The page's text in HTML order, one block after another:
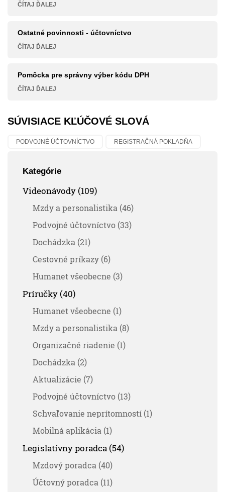
ČÍTAJ ĎALEJ
Ostatné povinnosti - účtovníctvo
ČÍTAJ ĎALEJ
Pomôcka pre správny výber kódu DPH
ČÍTAJ ĎALEJ
SÚVISIACE KĽÚČOVÉ SLOVÁ
PODVOJNÉ ÚČTOVNÍCTVO REGISTRAČNÁ POKLADŇA
Kategórie
Videonávody (109)
Mzdy a personalistika (46)
Podvojné účtovníctvo (33)
Dochádzka (21)
Cestovné príkazy (6)
Humanet všeobecne (3)
Príručky (40)
Humanet všeobecne (1)
Mzdy a personalistika (8)
Organizačné riadenie (1)
Dochádzka (2)
Aktualizácie (7)
Podvojné účtovníctvo (13)
Schvaľovanie neprítomností (1)
Mobilná aplikácia (1)
Legislatívny poradca (54)
Mzdový poradca (40)
Účtovný poradca (11)